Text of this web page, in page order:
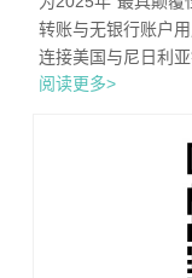
转账与无银行账户
连接美国与尼日利亚
阅读更多>